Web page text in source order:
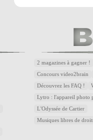
2 magazines à gagner !
Concours video2brain
Découvrez les FAQ !
Lytro : l'appareil photo
L'Odyssée de Cartier
Musiques libres de